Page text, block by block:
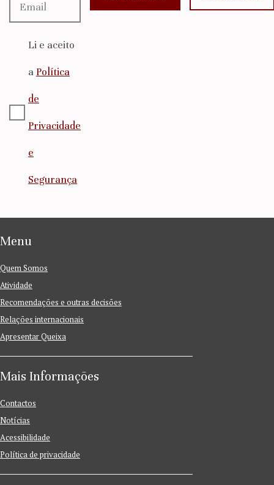
Li e aceito
a Política
de
Privacidade
e
Segurança
Menu
Quem Somos
Atividade
Recomendações e outras decisões
Relações internacionais
Apresentar Queixa
Mais Informações
Contactos
Notícias
Acessibilidade
Política de privacidade